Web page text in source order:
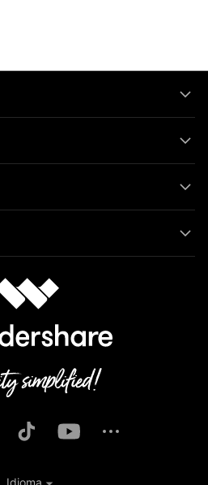
Idioma